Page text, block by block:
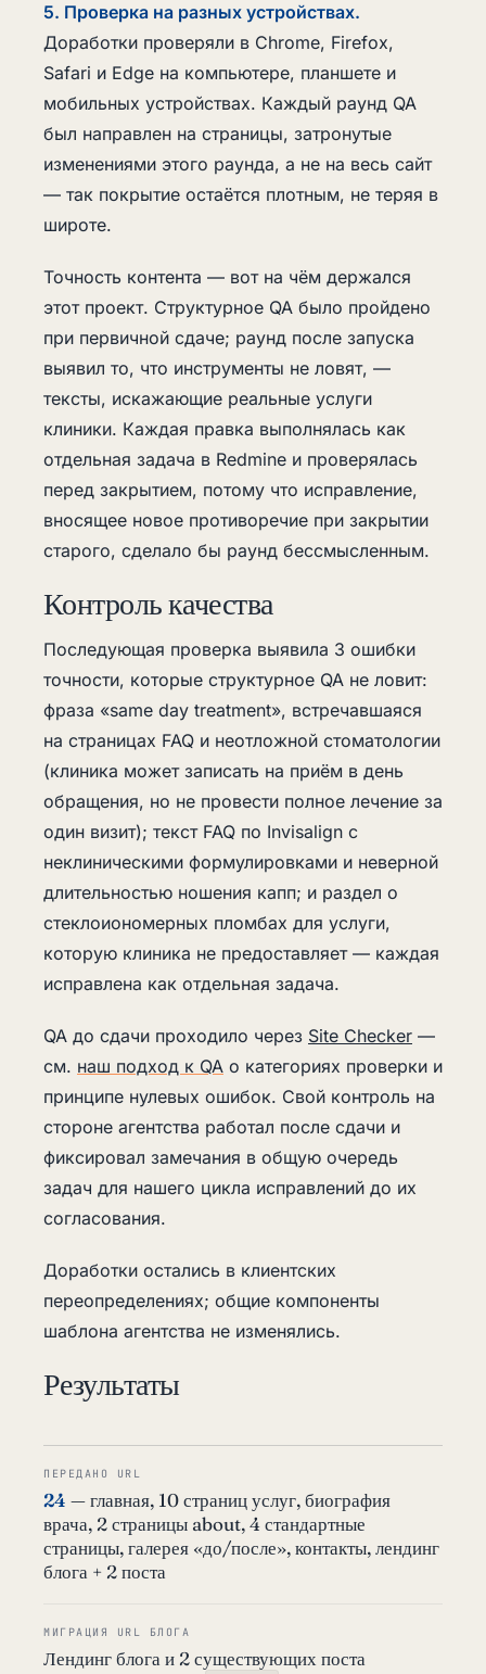
5. Проверка на разных устройствах.
Доработки проверяли в Chrome, Firefox,
Safari и Edge на компьютере, планшете и
мобильных устройствах. Каждый раунд QA
был направлен на страницы, затронутые
изменениями этого раунда, а не на весь сайт
— так покрытие остаётся плотным, не теряя в
широте.
Точность контента — вот на чём держался
этот проект. Структурное QA было пройдено
при первичной сдаче; раунд после запуска
выявил то, что инструменты не ловят, —
тексты, искажающие реальные услуги
клиники. Каждая правка выполнялась как
отдельная задача в Redmine и проверялась
перед закрытием, потому что исправление,
вносящее новое противоречие при закрытии
старого, сделало бы раунд бессмысленным.
Контроль качества
Последующая проверка выявила 3 ошибки
точности, которые структурное QA не ловит:
фраза «same day treatment», встречавшаяся
на страницах FAQ и неотложной стоматологии
(клиника может записать на приём в день
обращения, но не провести полное лечение за
один визит); текст FAQ по Invisalign с
неклиническими формулировками и неверной
длительностью ношения капп; и раздел о
стеклоиономерных пломбах для услуги,
которую клиника не предоставляет — каждая
исправлена как отдельная задача.
QA до сдачи проходило через Site Checker —
см. наш подход к QA о категориях проверки и
принципе нулевых ошибок. Свой контроль на
стороне агентства работал после сдачи и
фиксировал замечания в общую очередь
задач для нашего цикла исправлений до их
согласования.
Доработки остались в клиентских
переопределениях; общие компоненты
шаблона агентства не изменялись.
Результаты
ПЕРЕДАНО URL
24 — главная, 10 страниц услуг, биография
врача, 2 страницы about, 4 стандартные
страницы, галерея «до/после», контакты, лендинг
блога + 2 поста
МИГРАЦИЯ URL БЛОГА
Лендинг блога и 2 существующих поста